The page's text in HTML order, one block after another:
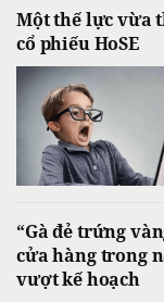
Một thế lực vừa
cổ phiếu HoSE
“Gà đẻ trứng
cửa hàng trong
vượt kế hoạch